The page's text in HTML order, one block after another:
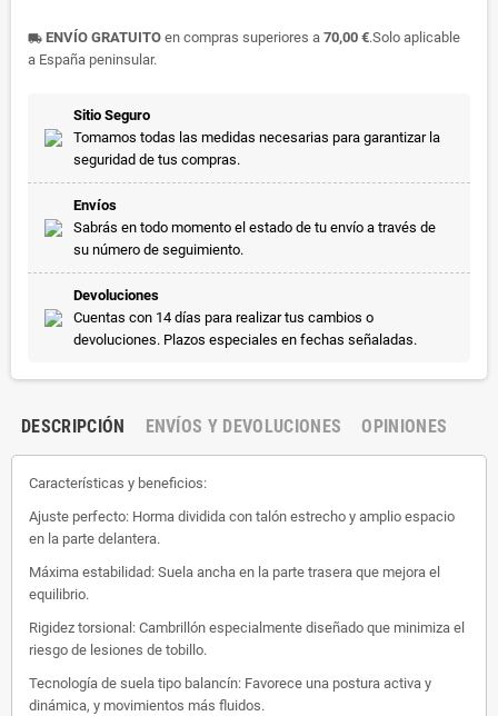
local_shipping ENVÍO GRATUITO en compras superiores a 70,00 €.Solo aplicable
a España peninsular.
Sitio Seguro
Tomamos todas las medidas necesarias para garantizar la
seguridad de tus compras.
Envíos
Sabrás en todo momento el estado de tu envío a través de
su número de seguimiento.
Devoluciones
Cuentas con 14 días para realizar tus cambios o
devoluciones. Plazos especiales en fechas señaladas.
DESCRIPCIÓN ENVÍOS Y DEVOLUCIONES OPINIONES
Características y beneficios:
Ajuste perfecto: Horma dividida con talón estrecho y amplio espacio
en la parte delantera.
Máxima estabilidad: Suela ancha en la parte trasera que mejora el
equilibrio.
Rigidez torsional: Cambrillón especialmente diseñado que minimiza el
riesgo de lesiones de tobillo.
Tecnología de suela tipo balancín: Favorece una postura activa y
dinámica, y movimientos más fluidos.